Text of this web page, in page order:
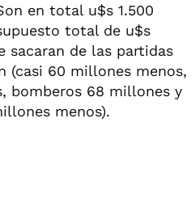
en total u$s 1.500
total de u$s
sacaran de las partidas
(casi 60 millones menos,
bomberos 68 millones y
menos).